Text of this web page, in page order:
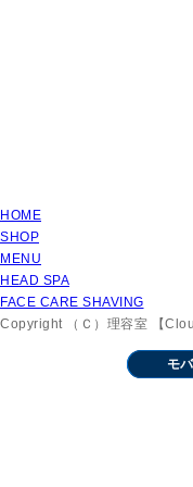
HOME
SHOP
MENU
HEAD SPA
FACE CARE SHAVING
Copyright （Ｃ）理容室 【
モ